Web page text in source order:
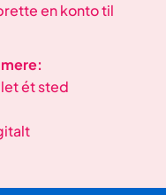
en konto til
ét sted